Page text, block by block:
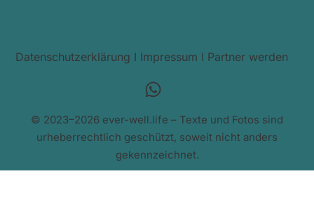
Datenschutzerklärung I Impressum I Partner werden
© 2023–2026 ever-well.life – Texte und Fotos sind
urheberrechtlich geschützt, soweit nicht anders
gekennzeichnet.